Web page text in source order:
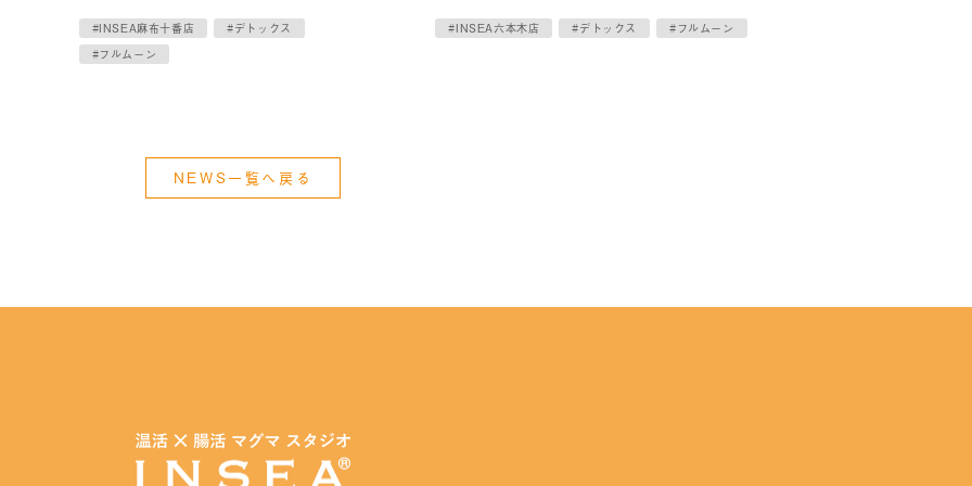
#INSEA麻布十番店
#デトックス
#フルムーン
#INSEA六本木店 #デトックス #フルムーン
NEWS一覧へ戻る